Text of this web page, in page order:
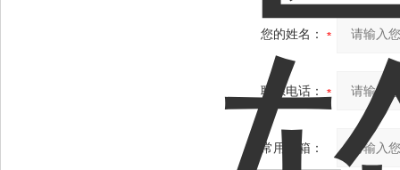
您的姓名：
联系电话：
常用邮箱：